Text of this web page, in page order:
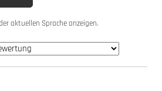
aktuellen Sprache anzeigen.